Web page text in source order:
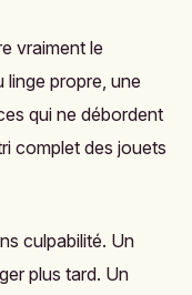
vraiment le
linge propre, une
qui ne débordent
complet des jouets
culpabilité. Un
plus tard. Un